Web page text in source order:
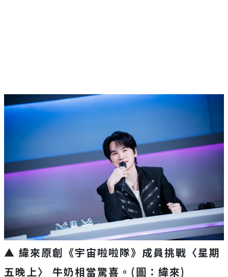
▲ 緯來原創《宇宙啦啦隊》成員挑戰〈星期
五晚上〉 牛奶相當驚喜。(圖：緯來)